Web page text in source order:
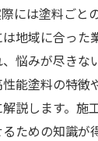
には塗料ごと
地域に合った
悩みが尽きな
能塗料の特徴
説します。施
ための知識が